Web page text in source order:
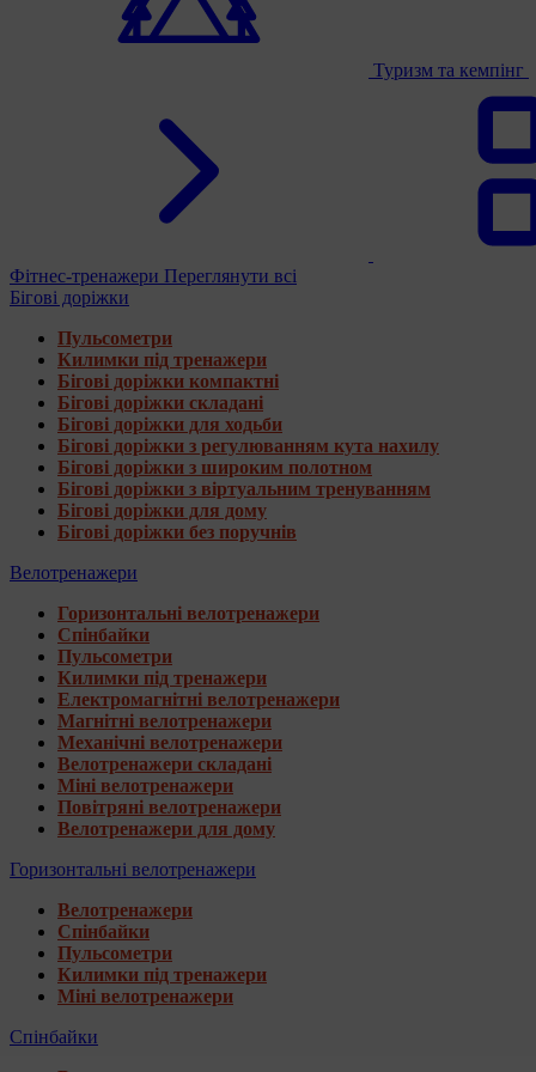
Туризм та кемпінг
Фітнес-тренажери Переглянути всі
Бігові доріжки
Пульсометри
Килимки під тренажери
Бігові доріжки компактні
Бігові доріжки складані
Бігові доріжки для ходьби
Бігові доріжки з регулюванням кута нахилу
Бігові доріжки з широким полотном
Бігові доріжки з віртуальним тренуванням
Бігові доріжки для дому
Бігові доріжки без поручнів
Велотренажери
Горизонтальні велотренажери
Спінбайки
Пульсометри
Килимки під тренажери
Електромагнітні велотренажери
Магнітні велотренажери
Механічні велотренажери
Велотренажери складані
Міні велотренажери
Повітряні велотренажери
Велотренажери для дому
Горизонтальні велотренажери
Велотренажери
Спінбайки
Пульсометри
Килимки під тренажери
Міні велотренажери
Спінбайки